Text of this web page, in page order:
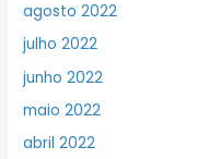
agosto 2022
julho 2022
junho 2022
maio 2022
abril 2022